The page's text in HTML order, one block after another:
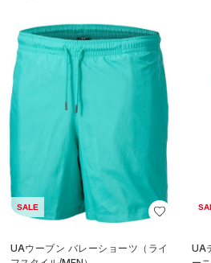
SALE
UAウーブン バレーショーツ（ライ
UA